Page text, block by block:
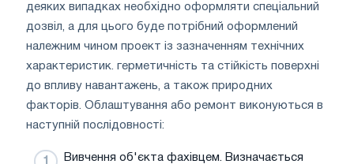
деяких випадках необхідно оформляти спеціальний
дозвіл, а для цього буде потрібний оформлений
належним чином проект із зазначенням технічних
характеристик. герметичність та стійкість поверхні
до впливу навантажень, а також природних
факторів. Облаштування або ремонт виконуються в
наступній послідовності:
Вивчення об'єкта фахівцем. Визначається